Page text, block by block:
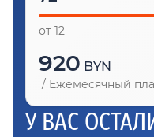
от 12
920 BYN
/ Ежемесячный
У ВАС